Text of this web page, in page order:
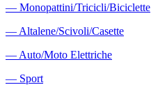
― Monopattini/Tricicli/Biciclette
― Altalene/Scivoli/Casette
― Auto/Moto Elettriche
― Sport